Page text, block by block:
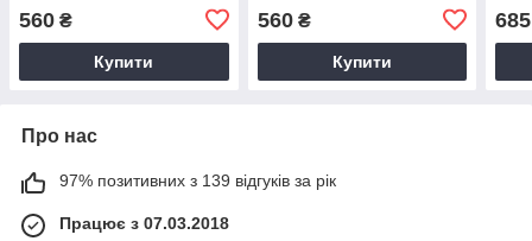
560 ₴
Купити
560₴
Купити
685
Про нас
97% позитивних з 139 відгуків за рік
Працює з 07.03.2018